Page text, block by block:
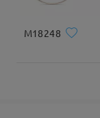
M18248